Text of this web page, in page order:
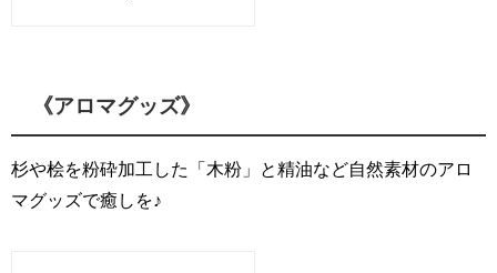
《アロマグッズ》
杉や桧を粉砕加工した「木粉」と精油など自然素材のアロ
マグッズで癒しを♪